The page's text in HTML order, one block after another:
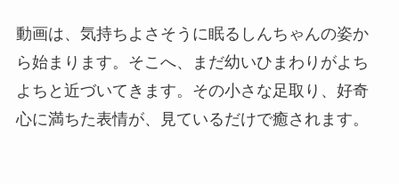
動画は、気持ちよさそうに眠るしんちゃんの姿か
ら始まります。そこへ、まだ幼いひまわりがよち
よちと近づいてきます。その小さな足取り、好奇
心に満ちた表情が、見ているだけで癒されます。